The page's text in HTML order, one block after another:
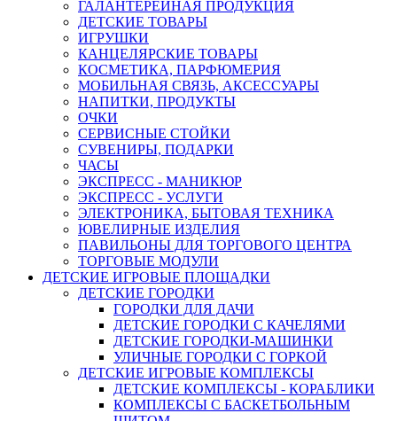
ГАЛАНТЕРЕЙНАЯ ПРОДУКЦИЯ
ДЕТСКИЕ ТОВАРЫ
ИГРУШКИ
КАНЦЕЛЯРСКИЕ ТОВАРЫ
КОСМЕТИКА, ПАРФЮМЕРИЯ
МОБИЛЬНАЯ СВЯЗЬ, АКСЕССУАРЫ
НАПИТКИ, ПРОДУКТЫ
ОЧКИ
СЕРВИСНЫЕ СТОЙКИ
СУВЕНИРЫ, ПОДАРКИ
ЧАСЫ
ЭКСПРЕСС - МАНИКЮР
ЭКСПРЕСС - УСЛУГИ
ЭЛЕКТРОНИКА, БЫТОВАЯ ТЕХНИКА
ЮВЕЛИРНЫЕ ИЗДЕЛИЯ
ПАВИЛЬОНЫ ДЛЯ ТОРГОВОГО ЦЕНТРА
ТОРГОВЫЕ МОДУЛИ
ДЕТСКИЕ ИГРОВЫЕ ПЛОЩАДКИ
ДЕТСКИЕ ГОРОДКИ
ГОРОДКИ ДЛЯ ДАЧИ
ДЕТСКИЕ ГОРОДКИ С КАЧЕЛЯМИ
ДЕТСКИЕ ГОРОДКИ-МАШИНКИ
УЛИЧНЫЕ ГОРОДКИ С ГОРКОЙ
ДЕТСКИЕ ИГРОВЫЕ КОМПЛЕКСЫ
ДЕТСКИЕ КОМПЛЕКСЫ - КОРАБЛИКИ
КОМПЛЕКСЫ С БАСКЕТБОЛЬНЫМ